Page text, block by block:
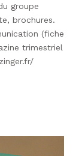
groupe
brochures.
(fiche
trimestriel